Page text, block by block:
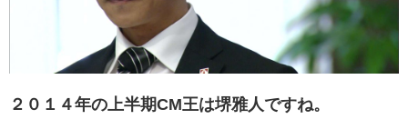
２０１４年の上半期CM王は堺雅人ですね。